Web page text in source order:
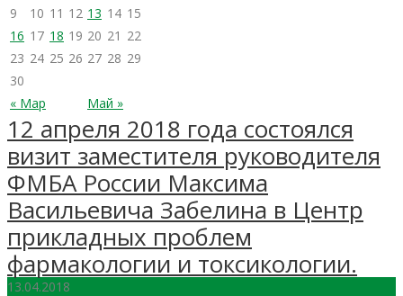
« Мар Май »
9
10 11 12 13 14 15
16 17 18 19 20 21 22
23 24 25 26 27 28 29
30
12 апреля 2018 года состоялся
визит заместителя руководителя
ФМБА России Максима
Васильевича Забелина в Центр
прикладных проблем
фармакологии и токсикологии.
13.04.2018